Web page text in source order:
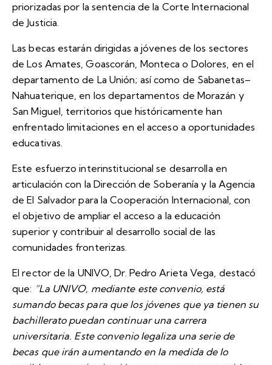
priorizadas por la sentencia de la Corte Internacional
de Justicia.
Las becas estarán dirigidas a jóvenes de los sectores
de Los Amates, Goascorán, Monteca o Dolores, en el
departamento de La Unión; así como de Sabanetas–
Nahuaterique, en los departamentos de Morazán y
San Miguel, territorios que históricamente han
enfrentado limitaciones en el acceso a oportunidades
educativas.
Este esfuerzo interinstitucional se desarrolla en
articulación con la Dirección de Soberanía y la Agencia
de El Salvador para la Cooperación Internacional, con
el objetivo de ampliar el acceso a la educación
superior y contribuir al desarrollo social de las
comunidades fronterizas.
El rector de la UNIVO, Dr. Pedro Arieta Vega, destacó
que: “La UNIVO, mediante este convenio, está
sumando becas para que los jóvenes que ya tienen su
bachillerato puedan continuar una carrera
universitaria. Este convenio legaliza una serie de
becas que irán aumentando en la medida de lo